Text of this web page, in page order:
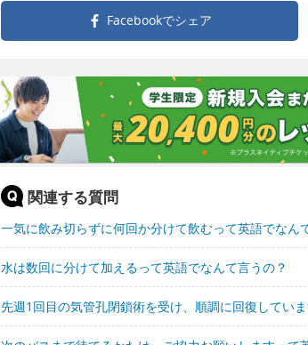
Facebookでシェア
関連する質問
一気に飲み切らずに何回か分けて飲むって英語でなん
水は数回に分けて加えるって英語でなんて言うの？
先週1回目の気管孔閉鎖術を受け、順調に回復してい